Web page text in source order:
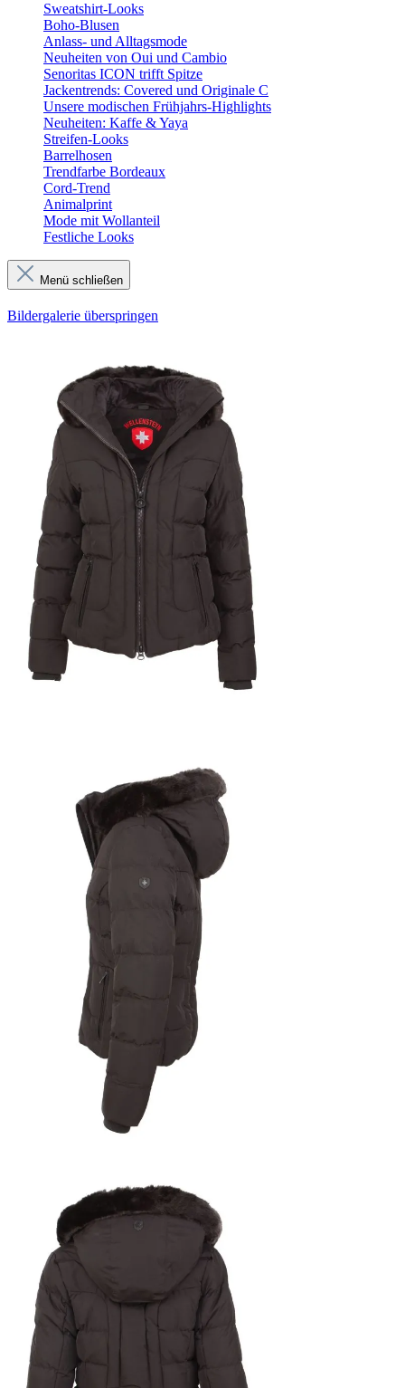
Sweatshirt-Looks
Boho-Blusen
Anlass- und Alltagsmode
Neuheiten von Oui und Cambio
Senoritas ICON trifft Spitze
Jackentrends: Covered und Originale C
Unsere modischen Frühjahrs-Highlights
Neuheiten: Kaffe & Yaya
Streifen-Looks
Barrelhosen
Trendfarbe Bordeaux
Cord-Trend
Animalprint
Mode mit Wollanteil
Festliche Looks
Menü schließen
Bildergalerie überspringen